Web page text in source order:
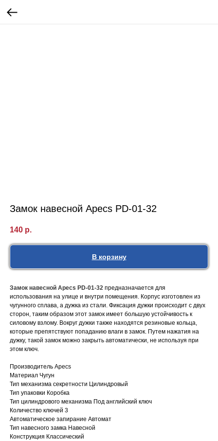
Замок навесной Apecs PD-01-32
140 р.
В корзину
Замок навесной Apecs PD-01-32 предназначается для
использования на улице и внутри помещения. Корпус изготовлен из
чугунного сплава, а дужка из стали. Фиксация дужки происходит с двух
сторон, таким образом этот замок имеет большую устойчивость к
силовому взлому. Вокруг дужки также находятся резиновые кольца,
которые препятствуют попаданию влаги в замок. Путем нажатия на
дужку, такой замок можно закрыть автоматически, не используя при
этом ключ.
Производитель Apecs
Материал Чугун
Тип механизма секретности Цилиндровый
Тип упаковки Коробка
Тип цилиндрового механизма Под английский ключ
Количество ключей 3
Автоматическое запирание Автомат
Тип навесного замка Навесной
Конструкция Классический